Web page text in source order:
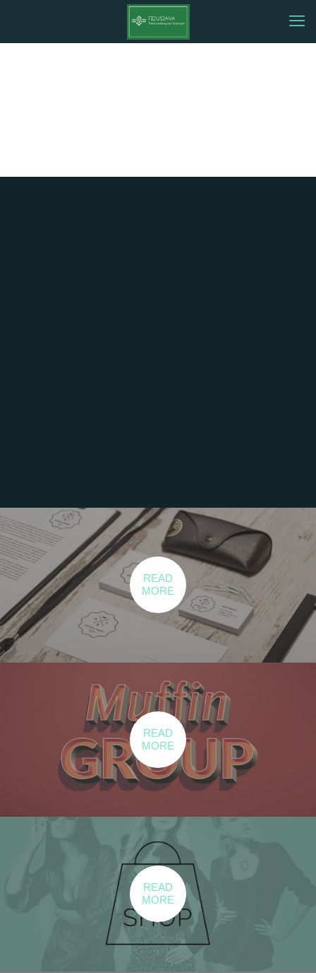
READ
MORE
READ
MORE
READ
MORE